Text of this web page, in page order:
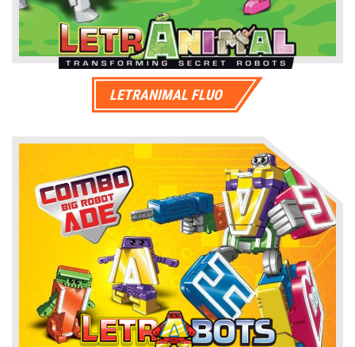
in promo
LETRANIMAL FLUO